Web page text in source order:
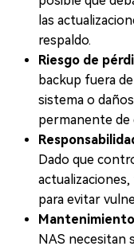
las
respaldo.
Riesgo de
backup fuera
sistema o
permanente de
Dado que
para evitar
NAS necesitan